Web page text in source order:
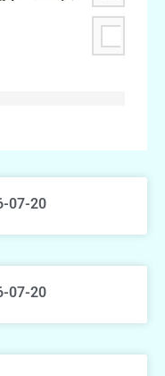
07-20
07-20